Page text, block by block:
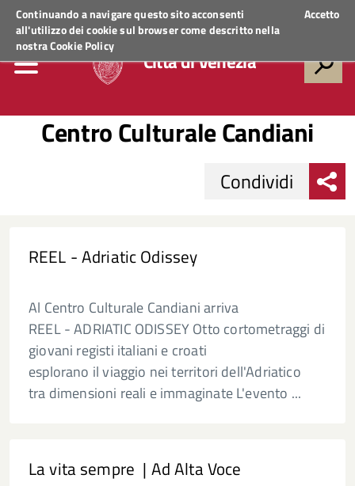
Continuando a navigare questo sito acconsenti
all'utilizzo dei cookie sul browser come descritto nella
nostraCookie Policy
Accetto
Regione VenetoACCEDI AI SERVIZI
Città di Venezia
Centro Culturale Candiani
Condividi
REEL - Adriatic Odissey
Al Centro Culturale Candiani arriva
REEL - ADRIATIC ODISSEY Otto cortometraggi di
giovani registi italiani e croati
esplorano il viaggio nei territori dell'Adriatico
tra dimensioni reali e immaginate L'evento ...
La vita sempre | Ad Alta Voce